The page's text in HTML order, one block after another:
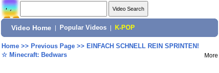
Video Home Popular Videos K-POP
Home>> Previous Page>> EINFACH SCHNELL REIN SPRINTEN!
☆ Minecraft: Bedwars
More